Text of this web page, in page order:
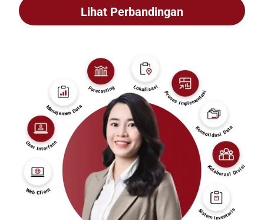
Lihat Perbandingan